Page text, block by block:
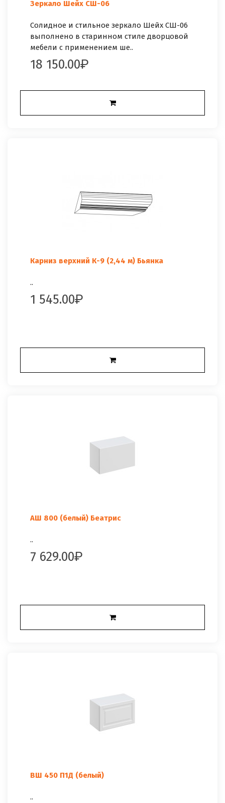
Зеркало Шейх СШ-06
Солидное и стильное зеркало Шейх СШ-06
выполнено в старинном стиле дворцовой
мебели с применением ше..
18 150.00
Карниз верхний К-9 (2,44 м) Бьянка
..
1 545.00
АШ 800 (белый) Беатрис
..
7 629.00
ВШ 450 П1Д (белый)
..